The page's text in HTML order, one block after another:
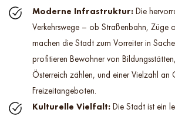
Moderne Infrastruktur: Die
Verkehrswege – ob Straßenbahn, Züge
machen die Stadt zum Vorreiter in
profitieren Bewohner von
Österreich zählen, und einer Vielzahl an
Freizeitangeboten.
Kulturelle Vielfalt: Die Stadt ist ein